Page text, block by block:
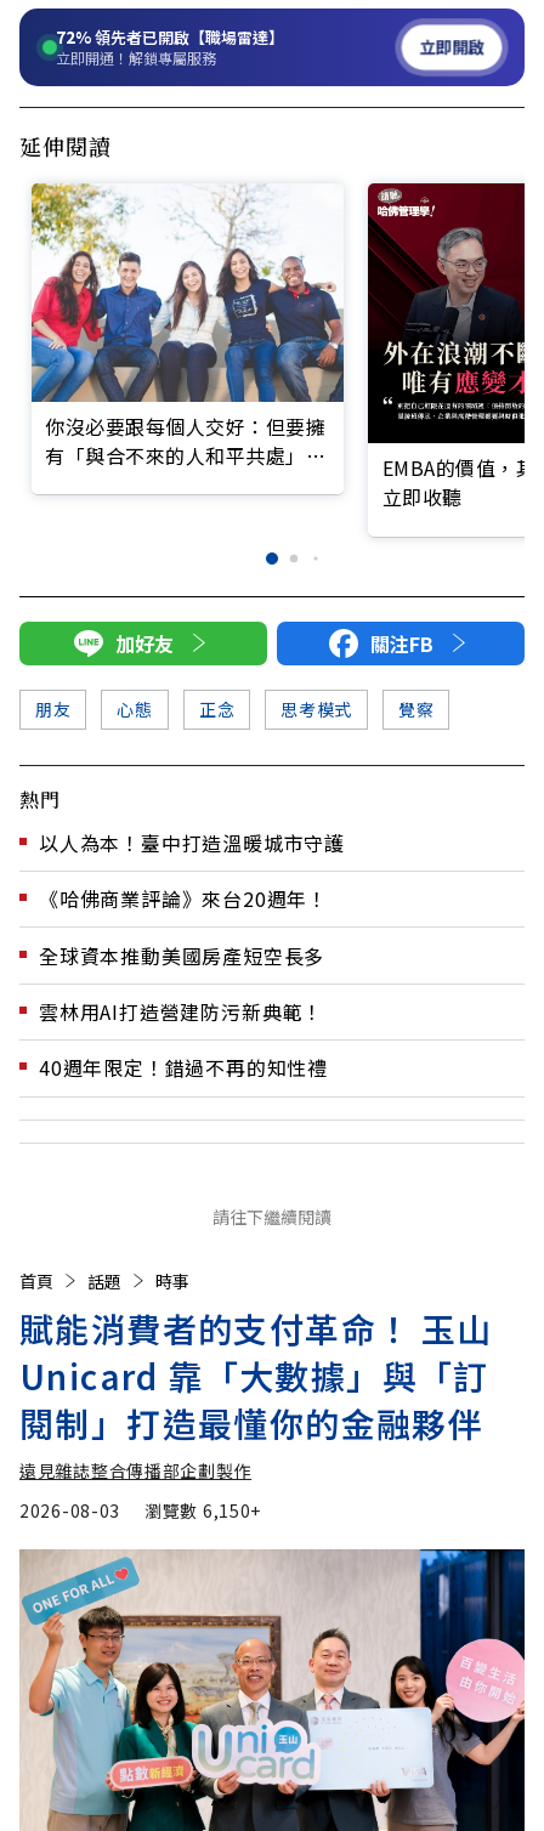
72%領先者已開啟【職場雷達】
立即開通！解鎖專屬服務 立即開啟
延伸閱讀
你沒必要跟每個人交好：但要擁
有「與合不來的人和平共處」的
EMBA的價值，
立即收聽
加好友 關注FB
朋友 心態 正念 思考模式 覺察
熱門
以人為本！臺中打造溫暖城市守護
《哈佛商業評論》來台20週年！
全球資本推動美國房產短空長多
雲林用AI打造營建防污新典範！
40週年限定！錯過不再的知性禮
請往下繼續閱讀
首頁 話題 時事
賦能消費者的支付革命！ 玉山
Unicard 靠「大數據」與「訂
閱制」打造最懂你的金融夥伴
遠見雜誌整合傳播部企劃製作
2026-08-03
瀏覽數 6,150+